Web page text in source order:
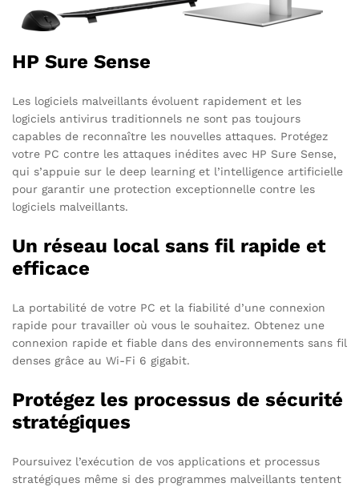
HP Sure Sense
Les logiciels malveillants évoluent rapidement et les
logiciels antivirus traditionnels ne sont pas toujours
capables de reconnaître les nouvelles attaques. Protégez
votre PC contre les attaques inédites avec HP Sure Sense,
qui s’appuie sur le deep learning et l’intelligence artificielle
pour garantir une protection exceptionnelle contre les
logiciels malveillants.
Un réseau local sans fil rapide et
efficace
La portabilité de votre PC et la fiabilité d’une connexion
rapide pour travailler où vous le souhaitez. Obtenez une
connexion rapide et fiable dans des environnements sans fil
denses grâce au Wi-Fi 6 gigabit.
Protégez les processus de sécurité
stratégiques
Poursuivez l’exécution de vos applications et processus
stratégiques même si des programmes malveillants tentent